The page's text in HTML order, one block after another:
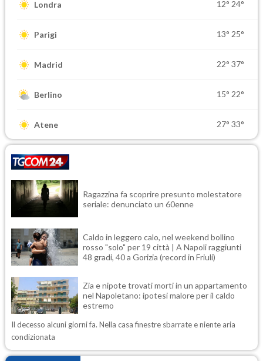
Londra 12° 24°
Parigi 13° 25°
Madrid 22° 37°
Berlino 15° 22°
Atene 27° 33°
Ragazzina fa scoprire presunto molestatore
seriale: denunciato un 60enne
Caldo in leggero calo, nel weekend bollino
rosso "solo" per 19 città | A Napoli raggiunti
48 gradi, 40 a Gorizia (record in Friuli)
Zia e nipote trovati morti in un appartamento
nel Napoletano: ipotesi malore per il caldo
estremo
Il decesso alcuni giorni fa. Nella casa finestre sbarrate e niente aria
condizionata